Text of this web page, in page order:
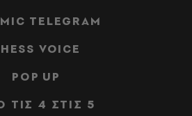
TELEGRAM
VOICE
POP UP
ΤΙΣ 4 ΣΤΙΣ 5